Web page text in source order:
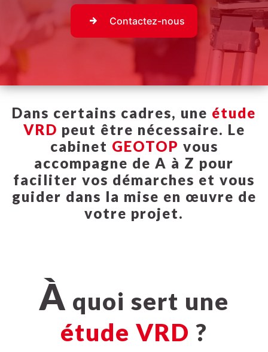
Contactez-nous
Dans certains cadres, une étude
VRD peut être nécessaire. Le
cabinet GEOTOP vous
accompagne de A à Z pour
faciliter vos démarches et vous
guider dans la mise en œuvre de
votre projet.
À quoi sert une
étude VRD ?